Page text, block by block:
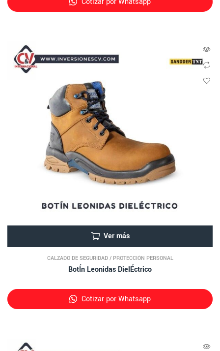
Ver más
CALZADO DE SEGURIDAD/ PROTECCIÓN PERSONAL
BotÍn Leonidas DielÉctrico
Cotizar por Whatsapp